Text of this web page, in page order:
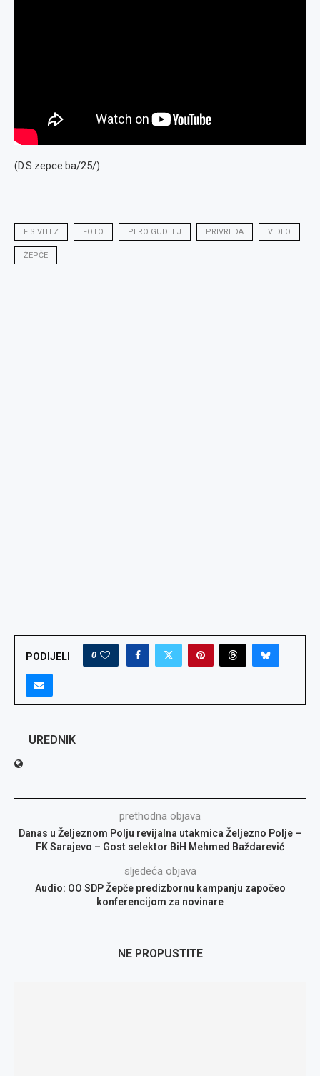
(D.S.zepce.ba/25/)
FIS VITEZ FOTO PERO GUDELJ PRIVREDA VIDEO
ŽEPČE
PODIJELI 0
UREDNIK
prethodna objava
Danas u Željeznom Polju revijalna utakmica Željezno Polje –
FK Sarajevo – Gost selektor BiH Mehmed Baždarević
sljedeća objava
Audio: OO SDP Žepče predizbornu kampanju započeo
konferencijom za novinare
NE PROPUSTITE